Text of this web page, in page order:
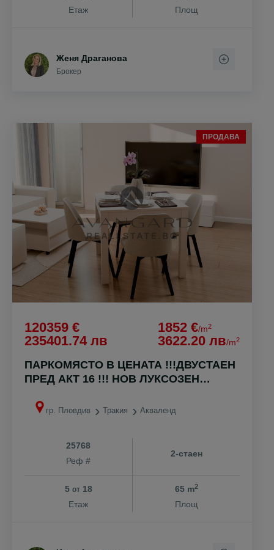
Етаж
Площ
Женя Драганова
Брокер
ПРОДАВА
120359 €
235401.74 лв
1852 €/m2
3622.20 лв/m2
ПАРКОМЯСТО В ЦЕНАТА !!!ДВУСТАЕН
ПРЕД АКТ 16 !!! НОВ ЛУКСОЗЕН
гр. Пловдив Тракия Акваленд
25768
Реф #
2-стаен
5 от18
Етаж
65 m2
Площ